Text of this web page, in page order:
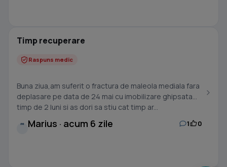
Timp recuperare
Raspuns medic
Buna ziua,am suferit o fractura de maleola mediala fara
deplasare pe data de 24 mai cu imobilizare ghipsata
timp de 2 luni si as dori sa stiu cat timp ar...
M Marius · acum 6 zile 1 0